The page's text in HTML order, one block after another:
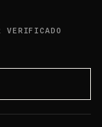
VERIFICADO